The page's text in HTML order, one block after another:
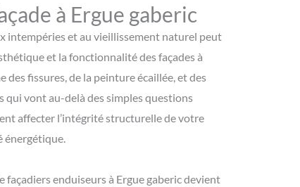
à Ergue gaberic
intempéries et au vieillissement naturel peut
et la fonctionnalité des façades à
des fissures, de la peinture écaillée, et des
qui vont au-delà des simples questions
affecter l’intégrité structurelle de votre
énergétique.
façadiers enduiseurs à Ergue gaberic devient